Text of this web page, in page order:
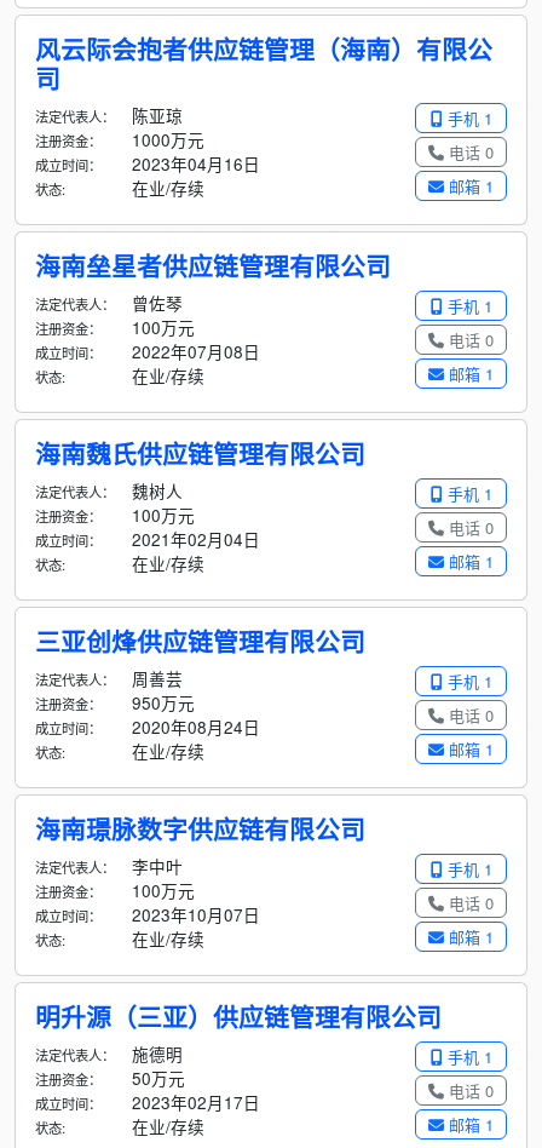
风云际会抱者供应链管理（海南）有限公
司
手机 1
电话 0
邮箱 1
法定代表人： 陈亚琼
注册资金： 1000万元
成立时间： 2023年04月16日
状态: 在业/存续
海南垒星者供应链管理有限公司
手机 1
电话 0
邮箱 1
法定代表人： 曾佐琴
注册资金： 100万元
成立时间： 2022年07月08日
状态: 在业/存续
海南魏氏供应链管理有限公司
手机 1
电话 0
邮箱 1
法定代表人： 魏树人
注册资金： 100万元
成立时间： 2021年02月04日
状态: 在业/存续
三亚创烽供应链管理有限公司
手机 1
电话 0
邮箱 1
法定代表人： 周善芸
注册资金： 950万元
成立时间： 2020年08月24日
状态: 在业/存续
海南璟脉数字供应链有限公司
手机 1
电话 0
邮箱 1
法定代表人： 李中叶
注册资金： 100万元
成立时间： 2023年10月07日
状态: 在业/存续
明升源（三亚）供应链管理有限公司
手机 1
电话 0
邮箱 1
法定代表人： 施德明
注册资金： 50万元
成立时间： 2023年02月17日
状态: 在业/存续